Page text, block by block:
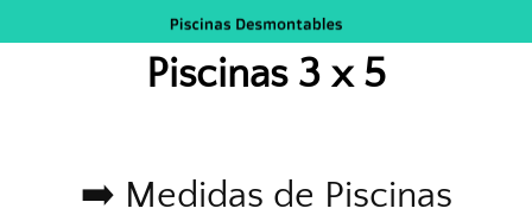
al
Piscinas 3 x 5
➡️ Medidas de Piscinas